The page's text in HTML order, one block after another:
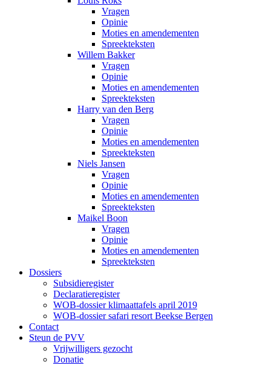
Vragen
Opinie
Moties en amendementen
Spreekteksten
Willem Bakker
Vragen
Opinie
Moties en amendementen
Spreekteksten
Harry van den Berg
Vragen
Opinie
Moties en amendementen
Spreekteksten
Niels Jansen
Vragen
Opinie
Moties en amendementen
Spreekteksten
Maikel Boon
Vragen
Opinie
Moties en amendementen
Spreekteksten
Dossiers
Subsidieregister
Declaratieregister
WOB-dossier klimaattafels april 2019
WOB-dossier safari resort Beekse Bergen
Contact
Steun de PVV
Vrijwilligers gezocht
Donatie